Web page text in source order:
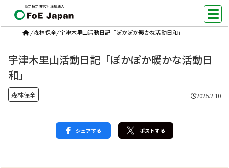
認定特定非営利活動法人
/森林保全/ 宇津木里山活動日記「ぽかぽか暖かな活動日和」
宇津木里山活動日記「ぽかぽか暖かな活動日
和」
森林保全 2025.2.10
シェアする ポストする